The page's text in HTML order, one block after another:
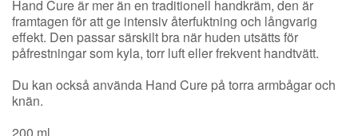
Hand Cure är mer än en traditionell handkräm, den är
framtagen för att ge intensiv återfuktning och långvarig
effekt. Den passar särskilt bra när huden utsätts för
påfrestningar som kyla, torr luft eller frekvent handtvätt.
Du kan också använda Hand Cure på torra armbågar och
knän.